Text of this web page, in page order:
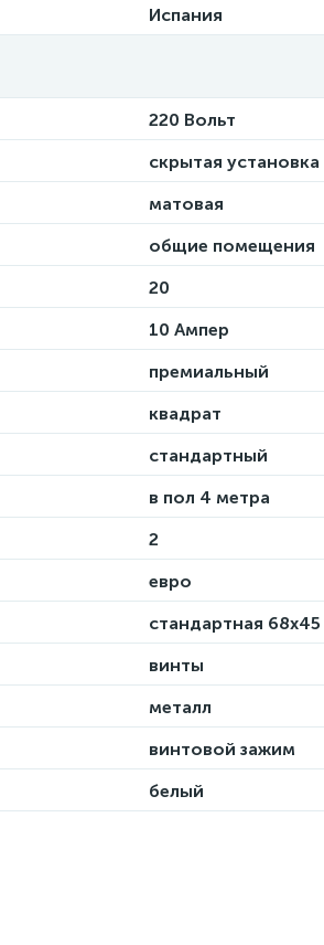
Испания
220 Вольт
скрытая установка
матовая
общие помещения
20
10 Ампер
премиальный
квадрат
стандартный
в пол 4 метра
2
евро
стандартная 68х45
винты
металл
винтовой зажим
белый